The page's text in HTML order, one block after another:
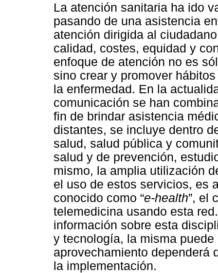
La atención sanitaria ha ido
pasando de una asistencia
atención dirigida al
calidad, costes, equidad y
enfoque de atención no es
sino crear y promover
la enfermedad. En la
comunicación se han
fin de brindar asistencia
distantes, se incluye dentro
salud, salud pública y
salud y de prevención,
mismo, la amplia utilización
el uso de estos servicios, es
conocido como “e-health”, el
telemedicina usando esta
información sobre esta
y tecnología, la misma
aprovechamiento dependerá
la implementación.